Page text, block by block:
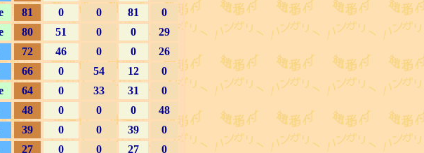
81 0 0 81
0
80 51 0 0
29
72 46 0 0
26
66 0 54 12
0
64 0 33 31
0
48 0 0 0
48
39 0 0 39
0
27 0 0 27 0